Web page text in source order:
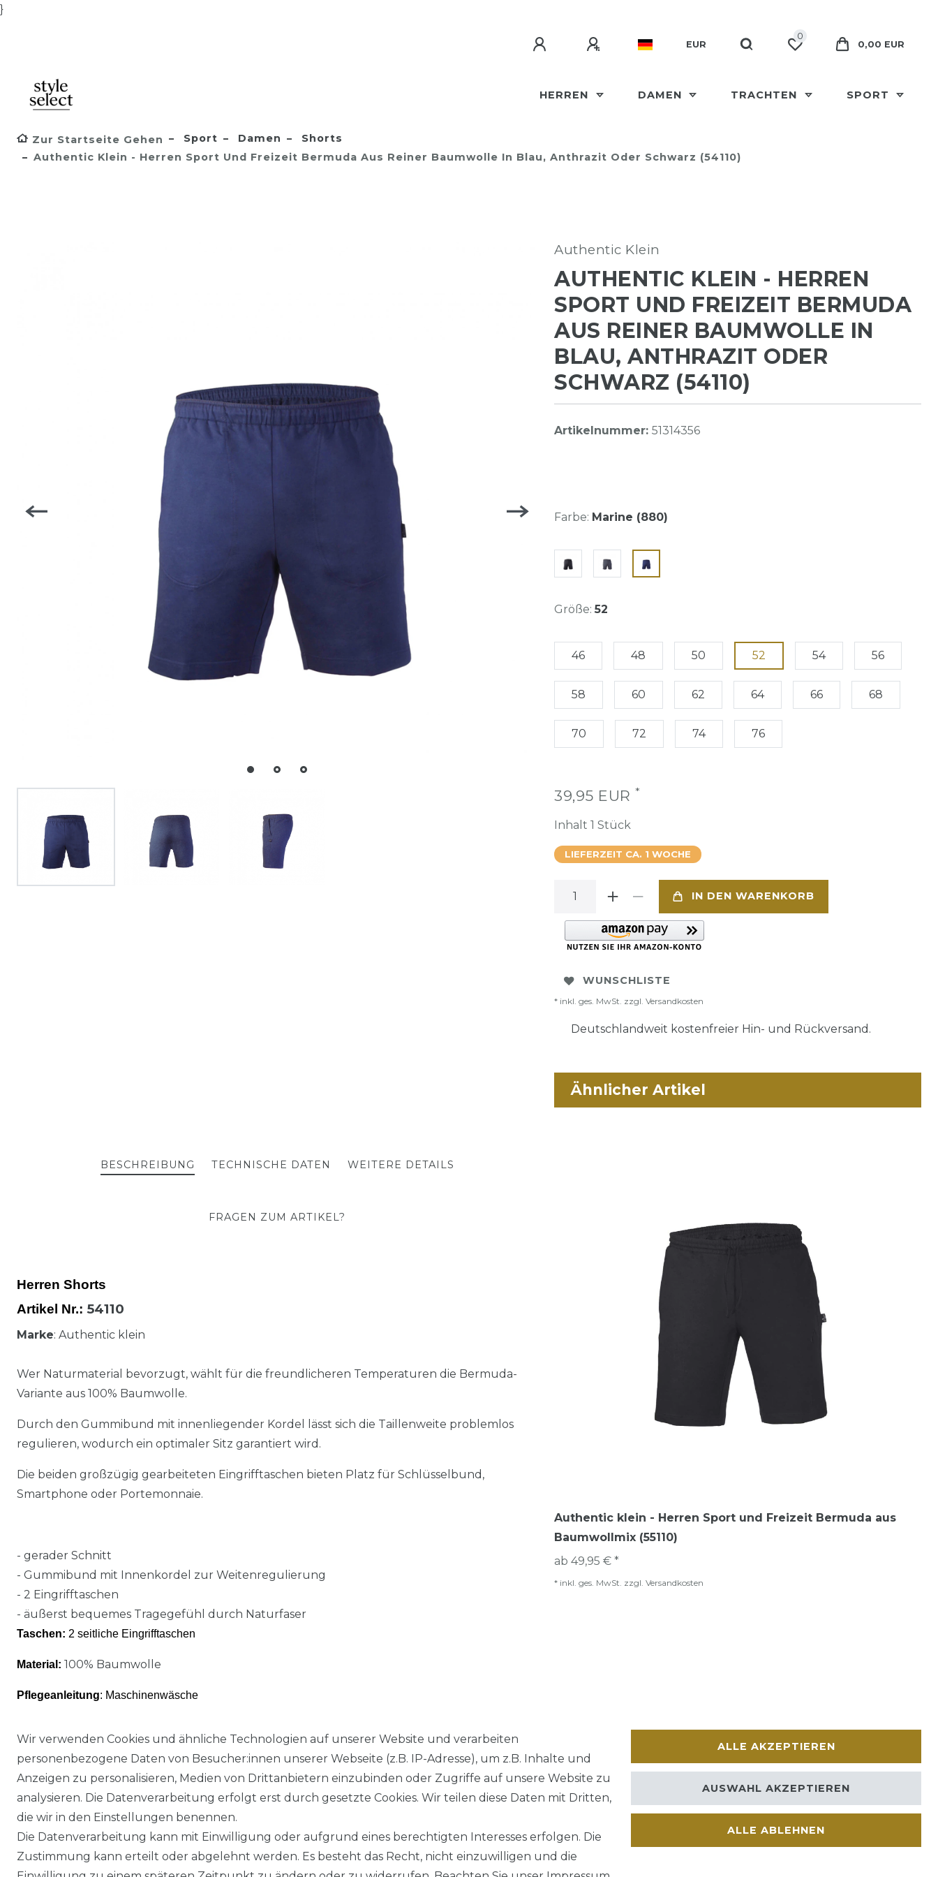
}
EUR
0
0,00 EUR
HERREN DAMEN TRACHTEN SPORT
Zur Startseite Gehen Sport Damen
Shorts
Authentic Klein - Herren Sport Und Freizeit Bermuda Aus Reiner Baumwolle In Blau, Anthrazit Oder Schwarz (54110)
Authentic Klein
AUTHENTIC KLEIN - HERREN
SPORT UND FREIZEIT BERMUDA
AUS REINER BAUMWOLLE IN
BLAU, ANTHRAZIT ODER
SCHWARZ (54110)
Artikelnummer: 51314356
Farbe: Marine (880)
Größe: 52
46 48 50 52 54 56
58 60 62 64 66 68
70 72 74 76
39,95 EUR *
Inhalt 1 Stück
LIEFERZEIT CA. 1 WOCHE
IN DEN WARENKORB
WUNSCHLISTE
* inkl. ges. MwSt. zzgl. Versandkosten
Deutschlandweit kostenfreier Hin- und Rückversand.
BESCHREIBUNG TECHNISCHE DATEN WEITERE DETAILS
FRAGEN ZUM ARTIKEL?
Herren Shorts
Artikel Nr.: 54110
Marke: Authentic klein
Wer Naturmaterial bevorzugt, wählt für die freundlicheren Temperaturen die Bermuda-
Variante aus 100% Baumwolle.
Durch den Gummibund mit innenliegender Kordel lässt sich die Taillenweite problemlos
regulieren, wodurch ein optimaler Sitz garantiert wird.
Die beiden großzügig gearbeiteten Eingrifftaschen bieten Platz für Schlüsselbund,
Smartphone oder Portemonnaie.
- gerader Schnitt
- Gummibund mit Innenkordel zur Weitenregulierung
- 2 Eingrifftaschen
- äußerst bequemes Tragegefühl durch Naturfaser
Taschen: 2 seitliche Eingrifftaschen
Material: 100% Baumwolle
Pflegeanleitung: Maschinenwäsche
Ähnlicher Artikel
Authentic klein - Herren Sport und Freizeit Bermuda aus
Baumwollmix (55110)
ab 49,95 € *
* inkl. ges. MwSt. zzgl. Versandkosten
Impressum Daten­schutz­erklärung AGB Barrierefreiheitserklärung Widerrufs­recht
Wir verwenden Cookies und ähnliche Technologien auf unserer Website und verarbeiten
personenbezogene Daten von Besucher:innen unserer Webseite (z.B. IP-Adresse), um z.B. Inhalte und
Anzeigen zu personalisieren, Medien von Drittanbietern einzubinden oder Zugriffe auf unsere Website zu
analysieren. Die Datenverarbeitung erfolgt erst durch gesetzte Cookies. Wir teilen diese Daten mit Dritten,
die wir in den Einstellungen benennen.
Die Datenverarbeitung kann mit Einwilligung oder aufgrund eines berechtigten Interesses erfolgen. Die
Zustimmung kann erteilt oder abgelehnt werden. Es besteht das Recht, nicht einzuwilligen und die
ALLE AKZEPTIEREN
ALLE ABLEHNEN
AUSWAHL AKZEPTIEREN